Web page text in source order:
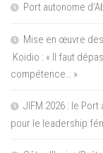
Port autonome
Mise en œuvre
Koidio : « Il faut
compétence… »
JIFM 2026 : le
pour le leadership